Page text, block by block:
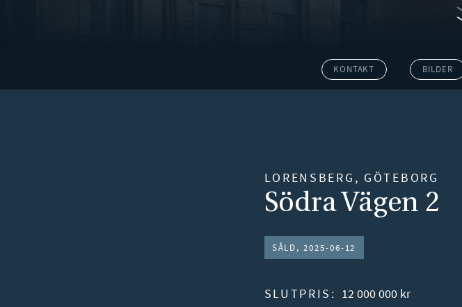
KONTAKT BILDER
LORENSBERG, GÖTEBORG
Södra Vägen 2
SÅLD, 2025-06-12
SLUTPRIS: 12 000 000 kr